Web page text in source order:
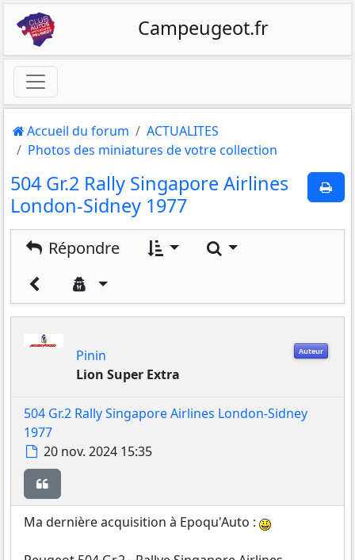
Campeugeot.fr
Accueil du forum
ACTUALITES
Photos des miniatures de votre collection
504 Gr.2 Rally Singapore Airlines
London-Sidney 1977
Répondre Rechercher
Auteur
Pinin
Lion Super Extra
504 Gr.2 Rally Singapore Airlines London-Sidney
1977
Message
20 nov. 2024 15:35
Ma dernière acquisition à Epoqu'Auto :